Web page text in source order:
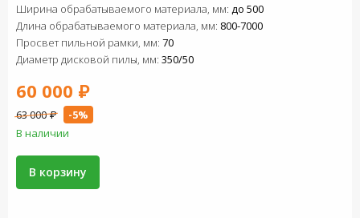
Ширина обрабатываемого материала, мм: до 500
Длина обрабатываемого материала, мм: 800-7000
Просвет пильной рамки, мм: 70
Диаметр дисковой пилы, мм: 350/50
60 000 ₽
63 000 ₽
-5%
В наличии
В корзину